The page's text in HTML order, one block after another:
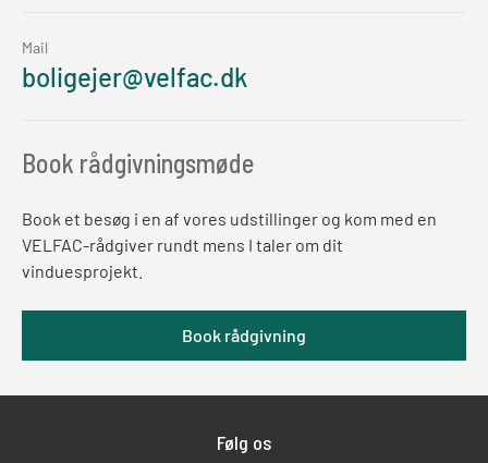
Mail
boligejer@velfac.dk
Book rådgivningsmøde
Book et besøg i en af vores udstillinger og kom med en
VELFAC-rådgiver rundt mens I taler om dit
vinduesprojekt.
Book rådgivning
Følg os